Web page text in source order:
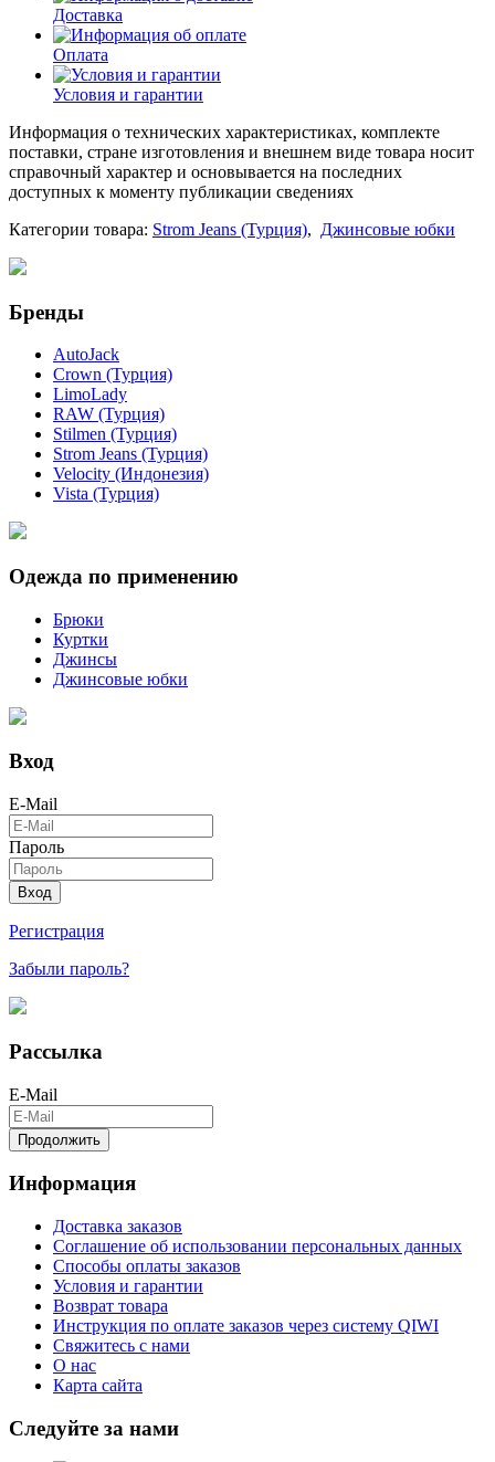
Доставка
Оплата
Условия и гарантии
Информация о технических характеристиках, комплекте
поставки, стране изготовления и внешнем виде товара носит
справочный характер и основывается на последних
доступных к моменту публикации сведениях
Категории товара: Strom Jeans (Турция), Джинсовые юбки
Бренды
AutoJack
Crown (Турция)
LimoLady
RAW (Турция)
Stilmen (Турция)
Strom Jeans (Турция)
Velocity (Индонезия)
Vista (Турция)
Одежда по применению
Брюки
Куртки
Джинсы
Джинсовые юбки
Вход
E-Mail
Пароль
Вход
Регистрация
Забыли пароль?
Рассылка
E-Mail
Продолжить
Информация
Доставка заказов
Соглашение об использовании персональных данных
Способы оплаты заказов
Условия и гарантии
Возврат товара
Инструкция по оплате заказов через систему QIWI
Свяжитесь с нами
О нас
Карта сайта
Следуйте за нами